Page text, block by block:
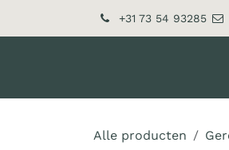
+31 73 54 93285
Alle producten